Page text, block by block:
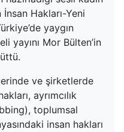
İnsan Hakları-Yeni
yaygın
yayını Mor Bülten’in
ve şirketlerde
ayrımcılık
toplumsal
insan hakları